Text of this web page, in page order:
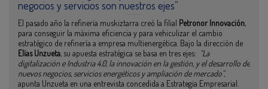
negocios y servicios son nuestros ejes”
El pasado año la refinería muskiztarra creó la filial Petronor Innovación,
para conseguir la máxima eficiencia y para vehiculizar el cambio
estratégico de refinería a empresa multienergética. Bajo la dirección de
Elías Unzueta, su apuesta estratégica se basa en tres ejes: “La
digitalización e Industria 4.0, la innovación en la gestión, y el desarrollo de
nuevos negocios, servicios energéticos y ampliación de mercado”,
apunta Unzueta en una entrevista concedida a Estrategia Empresarial.